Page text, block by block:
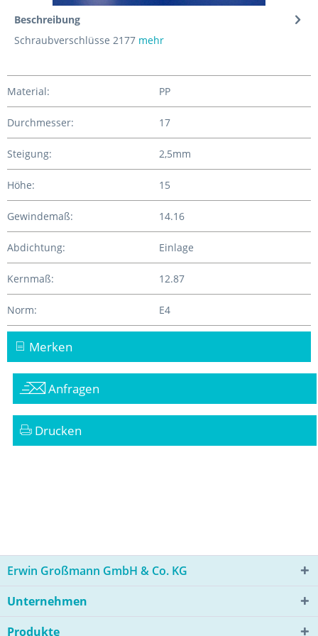
Beschreibung
Schraubverschlüsse 2177 mehr
Material: PP
Durchmesser: 17
Steigung: 2,5mm
Höhe: 15
Gewindemaß: 14.16
Abdichtung: Einlage
Kernmaß: 12.87
Norm: E4
Merken
Anfragen
Drucken
Erwin Großmann GmbH & Co. KG
Unternehmen
Produkte